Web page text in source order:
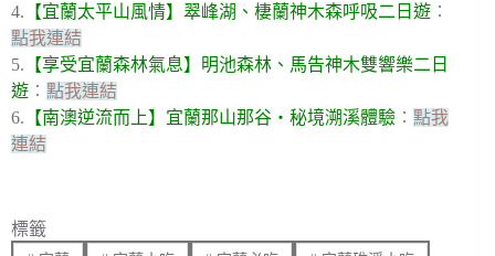
4. 【宜蘭太平山風情】翠峰湖、棲蘭神木森呼吸二日遊 ︰
點我連結
5. 【享受宜蘭森林氣息】明池森林、馬告神木雙響樂二日
遊 ︰ 點我連結
6. 【南澳逆流而上】宜蘭那山那谷・秘境溯溪體驗 ︰ 點我
連結
標籤